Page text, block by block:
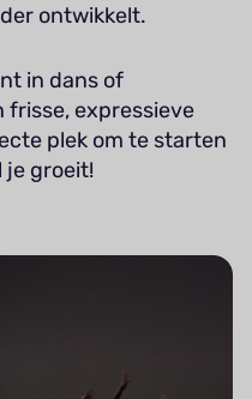
ontwikkelt.
in dans of
frisse, expressieve
plek om te starten
je groeit!